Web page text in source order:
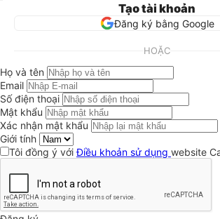
Tạo tài khoản
Đăng ký bằng Google
HOẶC
Họ và tên
Email
Số điện thoại
Mật khẩu
Xác nhận mật khẩu
Giới tính
Tôi đồng ý vớiĐiều khoản sử dụng website